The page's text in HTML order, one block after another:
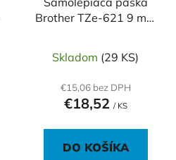
Brother TZe-621 9 mm
Skladom (29 KS)
€15,06 bez DPH
€18,52 / KS
DO KOŠÍKA